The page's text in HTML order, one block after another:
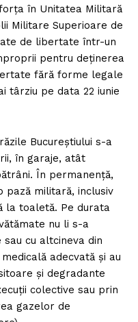
în Unitatea Militară
Militare Superioare de
de libertate într-un
pentru deținerea
fără forme legale
târziu pe data 22 iunie
Bucureştiului s-a
în garaje, atât
În permanenţă,
pază militară, inclusiv
la toaletă. Pe durata
nu li s-a
cu altcineva din
adecvată și au
și degradante
colective sau prin
gazelor de